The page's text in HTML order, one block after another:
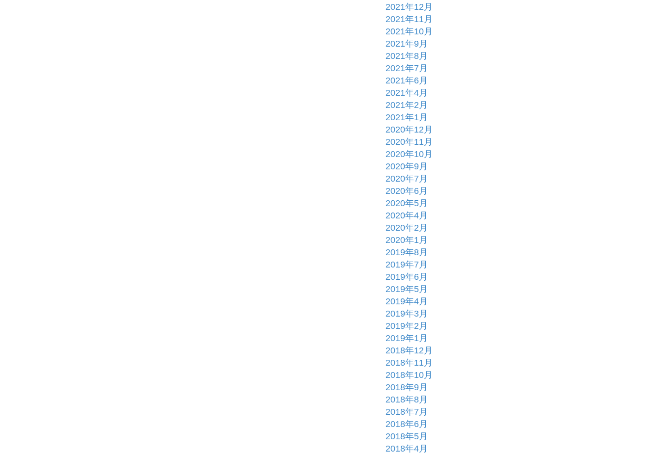
2021年12月
2021年11月
2021年10月
2021年9月
2021年8月
2021年7月
2021年6月
2021年4月
2021年2月
2021年1月
2020年12月
2020年11月
2020年10月
2020年9月
2020年7月
2020年6月
2020年5月
2020年4月
2020年2月
2020年1月
2019年8月
2019年7月
2019年6月
2019年5月
2019年4月
2019年3月
2019年2月
2019年1月
2018年12月
2018年11月
2018年10月
2018年9月
2018年8月
2018年7月
2018年6月
2018年5月
2018年4月